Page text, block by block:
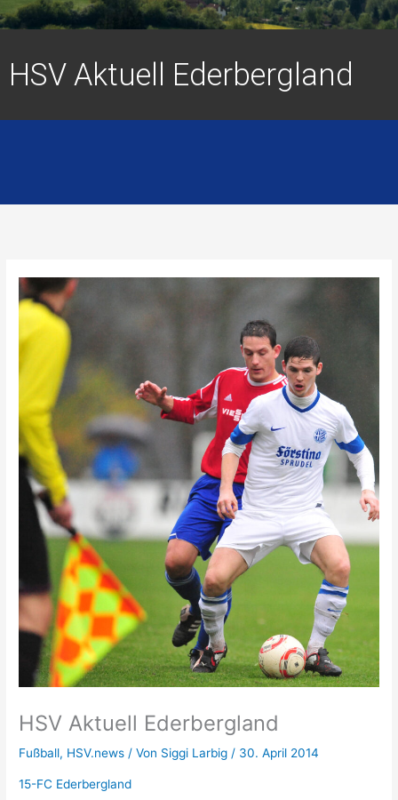
HSV Aktuell Ederbergland
HSV Aktuell Ederbergland
Fußball, HSV.news / Von Siggi Larbig/ 30. April 2014
15-FC Ederbergland